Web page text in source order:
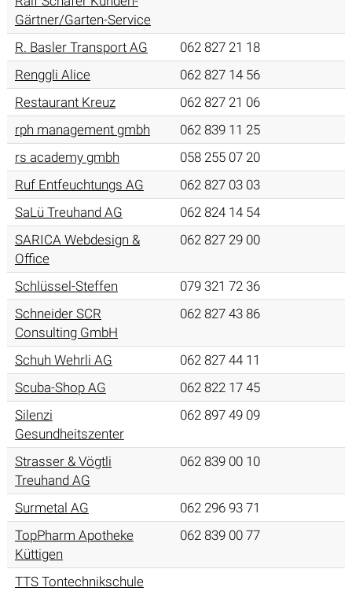
Gärtner/Garten-Service
R. Basler Transport AG
062 827 21 18
Renggli Alice
062 827 14 56
Restaurant Kreuz
062 827 21 06
rph management gmbh
062 839 11 25
rs academy gmbh
058 255 07 20
Ruf Entfeuchtungs AG
062 827 03 03
SaLü Treuhand AG
062 824 14 54
SARICA Webdesign &
Office
062 827 29 00
Schlüssel-Steffen
079 321 72 36
Schneider SCR
Consulting GmbH
062 827 43 86
Schuh Wehrli AG
062 827 44 11
Scuba-Shop AG
062 822 17 45
Silenzi
Gesundheitszenter
062 897 49 09
Strasser & Vögtli
Treuhand AG
062 839 00 10
Surmetal AG
062 296 93 71
TopPharm Apotheke
Küttigen
062 839 00 77
TTS Tontechnikschule